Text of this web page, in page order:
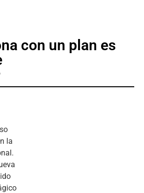
con un plan es
la